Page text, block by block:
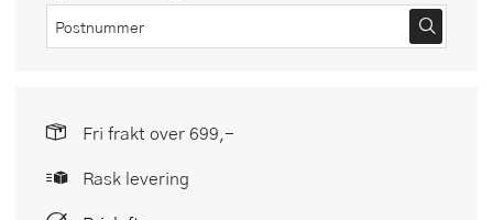
Fri frakt over 699,-
Rask levering